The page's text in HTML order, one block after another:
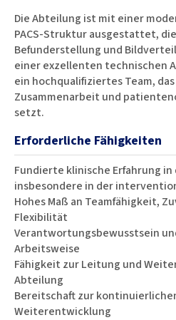
Die Abteilung ist mit einer
PACS-Struktur ausgestattet,
Befunderstellung und
einer exzellenten technischen
ein hochqualifiziertes Team,
Zusammenarbeit und
setzt.
Erforderliche Fähigkeiten
Fundierte klinische Erfahrung in
insbesondere in der
Hohes Maß an Teamfähigkeit,
Flexibilität
Verantwortungsbewusstsein
Arbeitsweise
Fähigkeit zur Leitung und
Abteilung
Bereitschaft zur
Weiterentwicklung